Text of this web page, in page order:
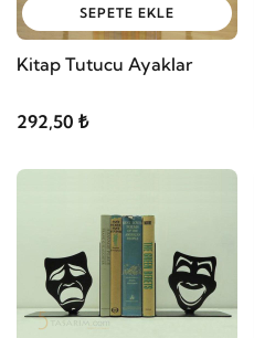
SEPETE EKLE
Kitap Tutucu Ayaklar
292,50 ₺